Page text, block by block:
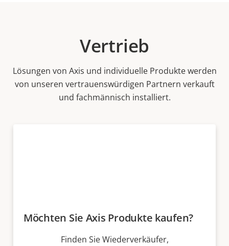
Vertrieb
Lösungen von Axis und individuelle Produkte werden
von unseren vertrauenswürdigen Partnern verkauft
und fachmännisch installiert.
Möchten Sie Axis Produkte kaufen?
Finden Sie Wiederverkäufer,